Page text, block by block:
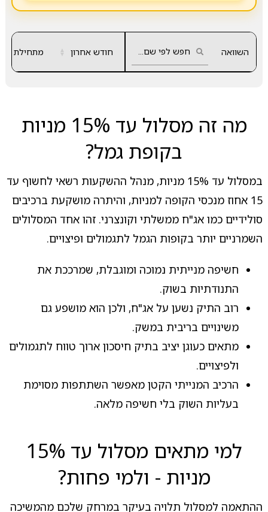
השוואה חודש אחרון ▲
▼ מתחילת
מה זה מסלול עד 15% מניות
בקופת גמל?
במסלול עד 15% מניות, מנהל ההשקעות רשאי לחשוף עד
15 אחוז מנכסי הקופה למניות, והיתרה מושקעת ברכיבים
סולידיים כמו אג"ח ממשלתי וקונצרני. זהו אחד המסלולים
השמרניים יותר בקופות הגמל לתגמולים ופיצויים.
חשיפה מנייתית נמוכה ומוגבלת, שמרככת את
התנודתיות בשוק.
רוב התיק נשען על אג"ח, ולכן הוא מושפע גם
משינויים בריבית במשק.
מתאים כעוגן יציב בתיק חיסכון ארוך טווח לתגמולים
ולפיצויים.
הרכיב המנייתי הקטן מאפשר השתתפות מסוימת
בעליות השוק בלי חשיפה מלאה.
למי מתאים מסלול עד 15%
מניות - ולמי פחות?
ההתאמה למסלול תלויה בעיקר במרחק שלכם מהמשיכה